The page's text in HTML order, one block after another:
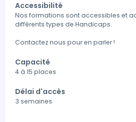
Accessibilité
Nos formations sont accessibles et
différents types de Handicaps.
Contactez nous pour en parler !
Capacité
4 à 15 places
Délai d'accès
3 semaines